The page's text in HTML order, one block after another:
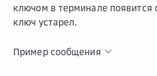
ключом в терминале появится
ключ устарел.
Пример сообщения